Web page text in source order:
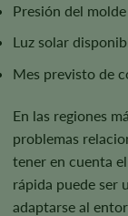
Presión del molde
Luz solar
Mes previsto de
En las regiones
problemas
tener en cuenta
rápida puede ser
adaptarse al